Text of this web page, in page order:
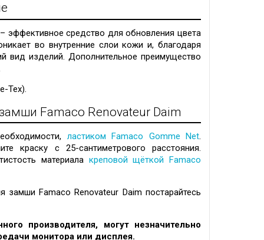
эффективное средство для обновления цвета
во внутренние слои кожи и, благодаря
вид изделий. Дополнительное преимущество
Tex).
Famaco Renovateur Daim
ластиком Famaco Gomme Net.
краску с 25-сантиметрового расстояния.
материала креповой щёткой Famaco
Famaco Renovateur Daim постарайтесь
производителя, могут незначительно
монитора или дисплея.